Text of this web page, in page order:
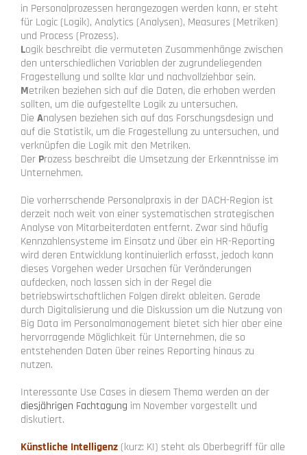
in Personalprozessen herangezogen werden kann, er steht
für Logic (Logik), Analytics (Analysen), Measures (Metriken)
und Process (Prozess).
Logik beschreibt die vermuteten Zusammenhänge zwischen
den unterschiedlichen Variablen der zugrundeliegenden
Fragestellung und sollte klar und nachvollziehbar sein.
Metriken beziehen sich auf die Daten, die erhoben werden
sollten, um die aufgestellte Logik zu untersuchen.
Die Analysen beziehen sich auf das Forschungsdesign und
auf die Statistik, um die Fragestellung zu untersuchen, und
verknüpfen die Logik mit den Metriken.
Der Prozess beschreibt die Umsetzung der Erkenntnisse im
Unternehmen.
Die vorherrschende Personalpraxis in der DACH-Region ist
derzeit noch weit von einer systematischen strategischen
Analyse von Mitarbeiterdaten entfernt. Zwar sind häufig
Kennzahlensysteme im Einsatz und über ein HR-Reporting
wird deren Entwicklung kontinuierlich erfasst, jedoch kann
dieses Vorgehen weder Ursachen für Veränderungen
aufdecken, noch lassen sich in der Regel die
betriebswirtschaftlichen Folgen direkt ableiten. Gerade
durch Digitalisierung und die Diskussion um die Nutzung von
Big Data im Personalmanagement bietet sich hier aber eine
hervorragende Möglichkeit für Unternehmen, die so
entstehenden Daten über reines Reporting hinaus zu
nutzen.
Interessante Use Cases in diesem Thema werden an der
diesjährigen Fachtagung im November vorgestellt und
diskutiert.
Künstliche Intelligenz (kurz: KI) steht als Oberbegriff für alle